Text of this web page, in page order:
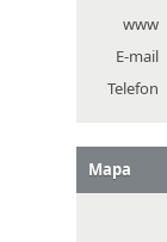
www
E-mail
Telefon
Mapa